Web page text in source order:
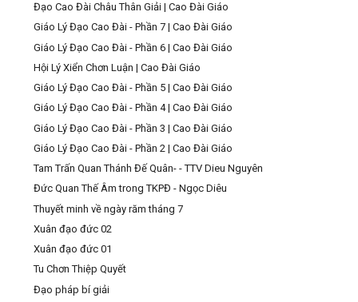
Đạo Cao Đài Châu Thân Giải | Cao Đài Giáo
Giáo Lý Đạo Cao Đài - Phần 7 | Cao Đài Giáo
Giáo Lý Đạo Cao Đài - Phần 6 | Cao Đài Giáo
Hội Lý Xiển Chơn Luận | Cao Đài Giáo
Giáo Lý Đạo Cao Đài - Phần 5 | Cao Đài Giáo
Giáo Lý Đạo Cao Đài - Phần 4 | Cao Đài Giáo
Giáo Lý Đạo Cao Đài - Phần 3 | Cao Đài Giáo
Giáo Lý Đạo Cao Đài - Phần 2 | Cao Đài Giáo
Tam Trấn Quan Thánh Đế Quân- - TTV Dieu Nguyên
Đức Quan Thế Âm trong TKPĐ - Ngọc Diêu
Thuyết minh về ngày răm tháng 7
Xuân đạo đức 02
Xuân đạo đức 01
Tu Chơn Thiệp Quyết
Đạo pháp bí giải